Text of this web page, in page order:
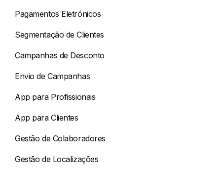
Pagamentos Eletrónicos
Segmentação de Clientes
Campanhas de Desconto
Envio de Campanhas
App para Profissionais
App para Clientes
Gestão de Colaboradores
Gestão de Localizações